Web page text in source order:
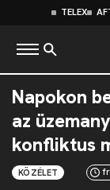
TELEX
Napokon
az
konfliktus
KÖZÉLET